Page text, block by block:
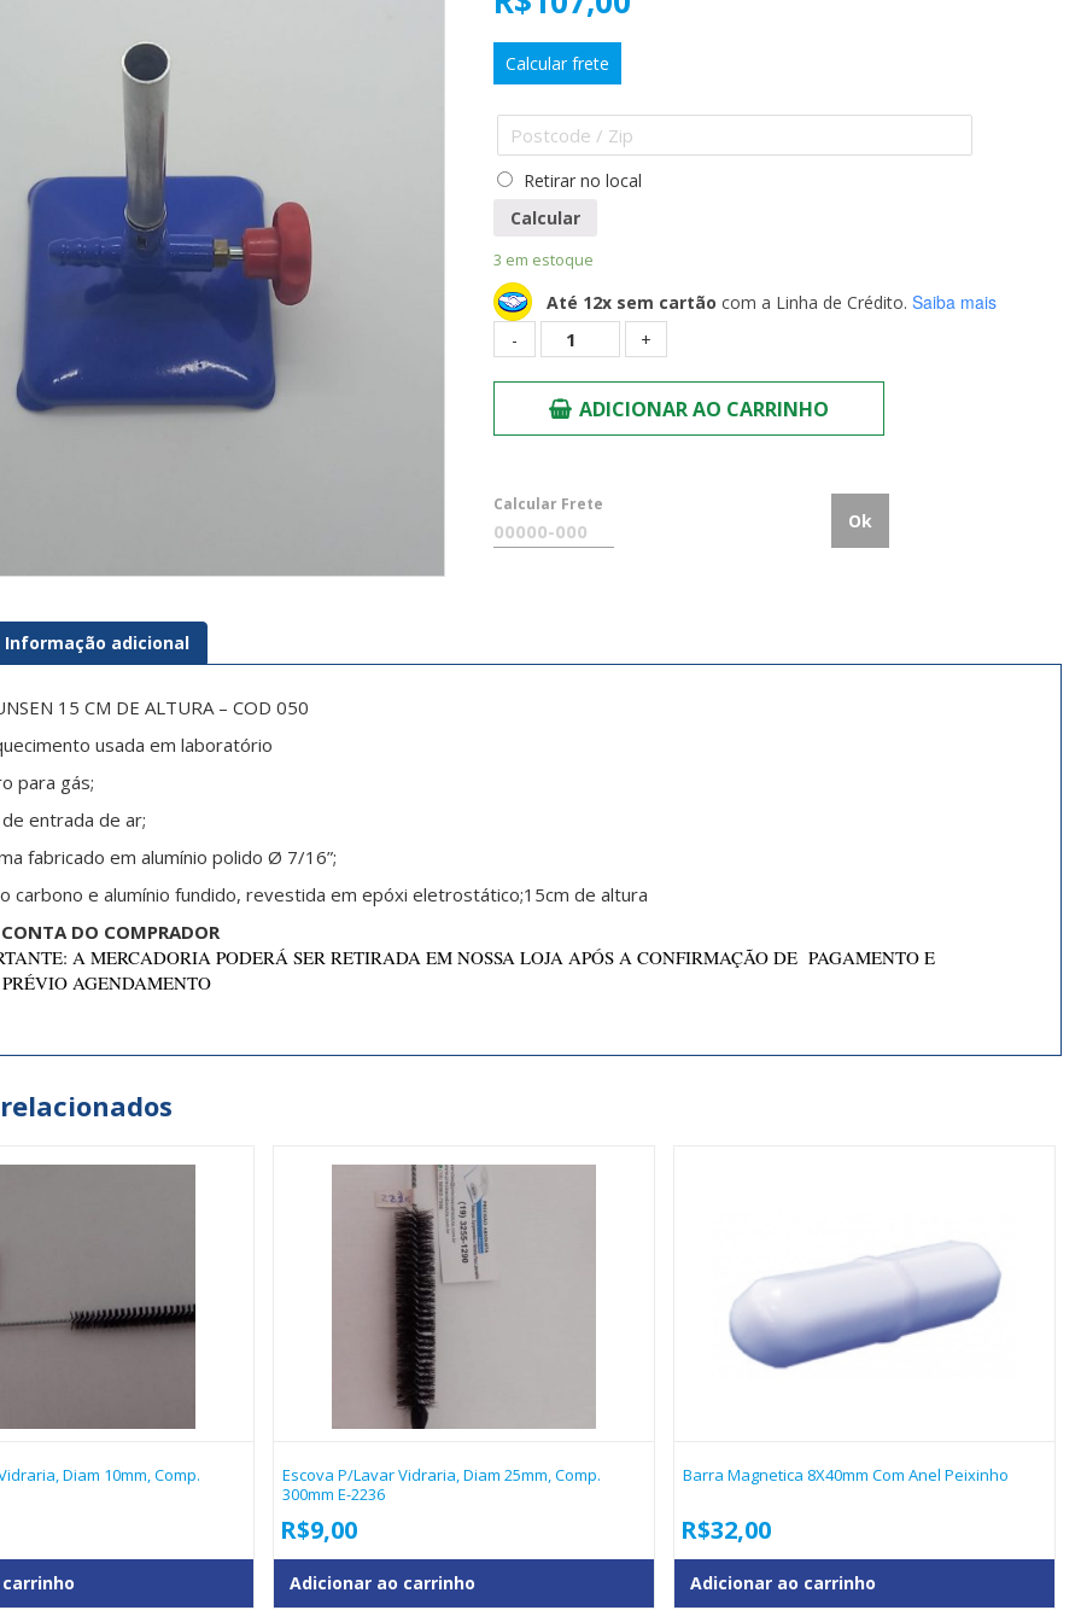
Calcular frete
Retirar no local
Calcular
3 em estoque
Até 12x sem cartão com a Linha de Crédito. Saiba mais
Quantidade
ADICIONAR AO CARRINHO
Calcular Frete
Ok
Informação adicional
15 CM DE ALTURA – COD 050
usada em laboratório
para gás;
entrada de ar;
fabricado em alumínio polido Ø 7/16”;
carbono e alumínio fundido, revestida em epóxi eletrostático;15cm de altura
CONTA DO COMPRADOR
A MERCADORIA PODERÁ SER RETIRADA EM NOSSA LOJA APÓS A CONFIRMAÇÃO DE PAGAMENTO E
AGENDAMENTO
Diam 10mm, Comp.
Escova P/lavar Vidraria, Diam 25mm, Comp.
300mm E-2236
R$9,00
Adicionar ao carrinho
Barra Magnetica 8X40mm Com Anel Peixinho
R$32,00
Adicionar ao carrinho